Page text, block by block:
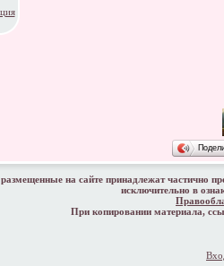
на сайте принадлежат частично
исключительно в
При копировании материала,